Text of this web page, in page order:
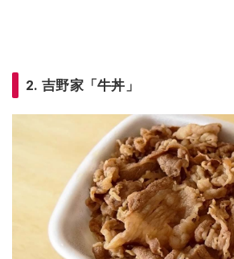
2. 吉野家「牛丼」